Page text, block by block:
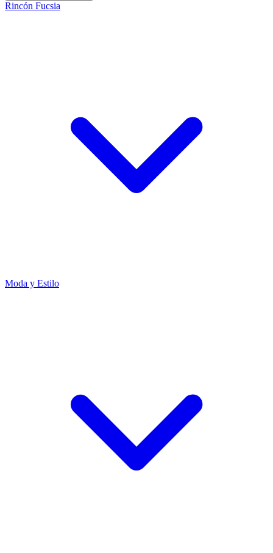
Rincón Fucsia
Moda y Estilo